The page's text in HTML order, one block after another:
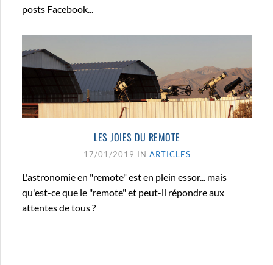
posts Facebook...
LES JOIES DU REMOTE
17/01/2019 IN ARTICLES
L'astronomie en "remote" est en plein essor... mais
qu'est-ce que le "remote" et peut-il répondre aux
attentes de tous ?